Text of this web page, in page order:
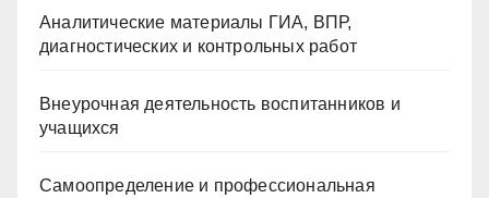
Аналитические материалы ГИА, ВПР,
диагностических и контрольных работ
Внеурочная деятельность воспитанников и
учащихся
Самоопределение и профессиональная